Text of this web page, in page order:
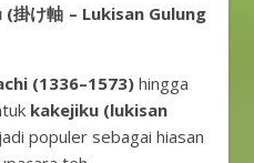
掛け軸 – Lukisan Gulung
(1336–1573) hingga
kakejiku (lukisan
populer sebagai hiasan